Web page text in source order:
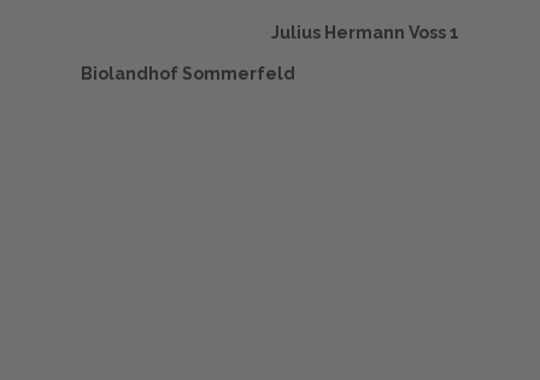
Julius Hermann Voss 1
Biolandhof Sommerfeld